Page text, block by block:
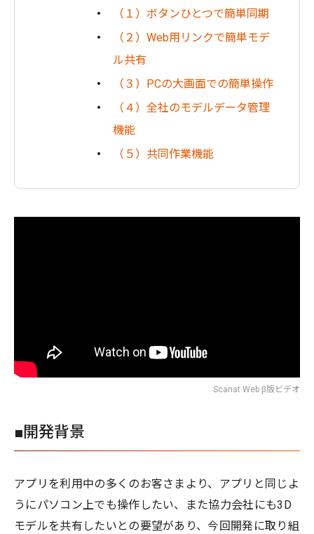
（１）ボタンひとつで簡単同期
（２）Web用リンクで簡単モデ
ル共有
（３）PCの大画面での簡単操作
（４）全社のモデルデータ管理
機能
（５）共同作業機能
Scanat Web β版ビデオ
■開発背景
アプリを利用中の多くのお客さまより、アプリと同じよ
うにパソコン上でも操作したい、また協力会社にも3D
モデルを共有したいとの要望があり、今回開発に取り組